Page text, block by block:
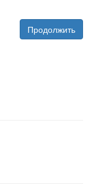
Продолжить